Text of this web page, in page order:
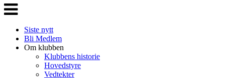
Veksle
navigasjon
Siste nytt
Bli Medlem
Om klubben
Klubbens historie
Hovedstyre
Vedtekter